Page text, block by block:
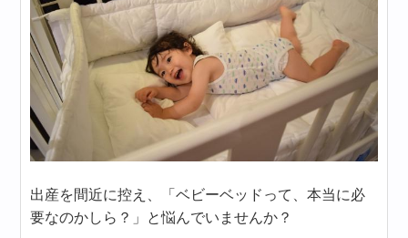
出産を間近に控え、「ベビーベッドって、本当に必
要なのかしら？」と悩んでいませんか？